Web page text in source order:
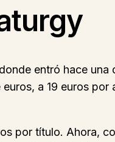
entró hace
a 19 euros
por título. Ahora,